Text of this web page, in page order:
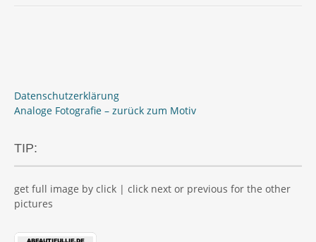
Datenschutzerklärung
Analoge Fotografie – zurück zum Motiv
TIP:
get full image by click | click next or previous for the other
pictures